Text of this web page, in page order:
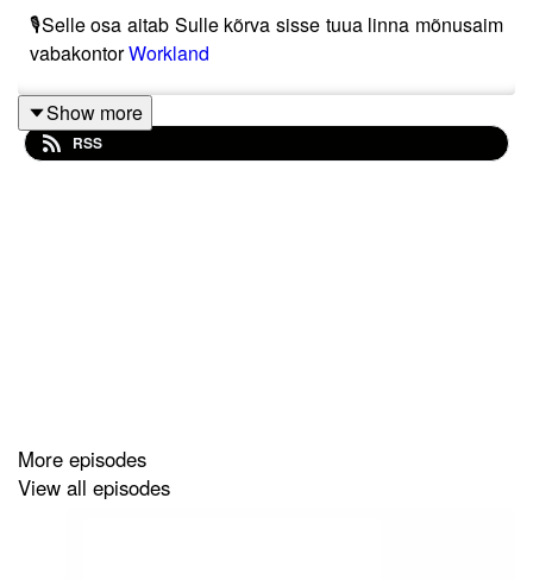
🎙️Selle osa aitab Sulle kõrva sisse tuua linna mõnusaim
vabakontorWorkland
Show more
RSS
More episodes
View all episodes